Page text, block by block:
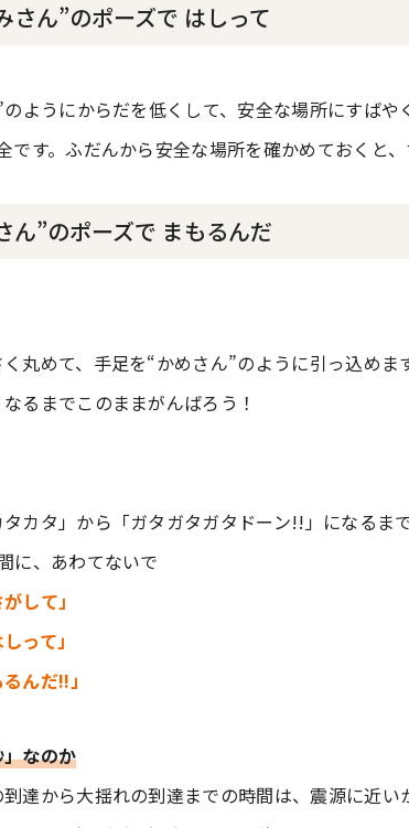
ん”のポーズで はしって
ようにからだを低くして、安全な場所にすば
です。ふだんから安全な場所を確かめておくと
”のポーズで まもるんだ
丸めて、手足を“かめさん”のように引っ込め
るまでこのままがんばろう！
タカタ」から「ガタガタガタドーン!!」になる
に、あわてないで
して」
って」
んだ!!」
なのか
達から大揺れの到達までの時間は、震源に近い